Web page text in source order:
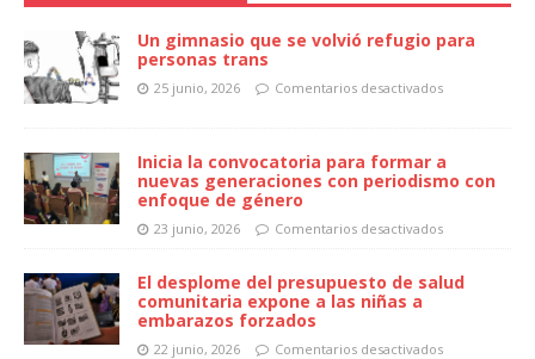
Un gimnasio que se volvió refugio para
personas trans
25 junio, 2026 Comentarios desactivados
Inicia la convocatoria para formar a
nuevas generaciones con periodismo con
enfoque de género
23 junio, 2026 Comentarios desactivados
El desplome del presupuesto de salud
comunitaria expone a las niñas a
embarazos forzados
22 junio, 2026 Comentarios desactivados